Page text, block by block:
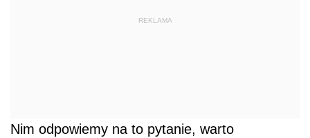
REKLAMA
Nim odpowiemy na to pytanie, warto